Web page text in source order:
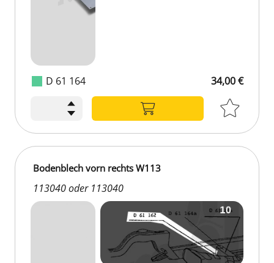
D 61 164 34,00 €
Bodenblech vorn rechts W113
113040 oder 113040